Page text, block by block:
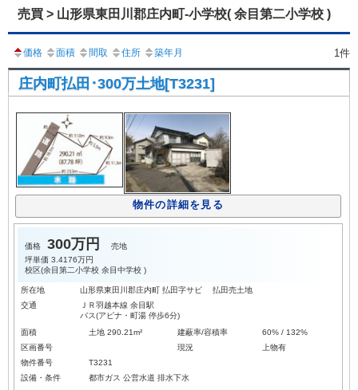
売買 > 山形県東田川郡庄内町-小学校( 余目第二小学校 )
価格 面積 間取 住所 築年月 1件
庄内町払田･300万土地[T3231]
物件の詳細を見る
価格 300万円
売地
坪単価 3.4176万円
校区(余目第二小学校 余目中学校 )
所在地
山形県東田川郡庄内町 払田字サビ 払田売土地
交通
ＪＲ羽越本線 余目駅
バス(アピナ・町湯 停歩6分)
面積
土地 290.21m² 建蔽率/容積率
60% / 132%
区画番号
現況
上物有
物件番号
T3231
設備・条件
都市ガス 公営水道 排水下水